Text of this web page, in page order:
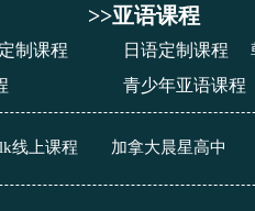
线上课程 加拿大晨星高中
日语定制课程
青少年亚语课程
>>亚语课程
制课程